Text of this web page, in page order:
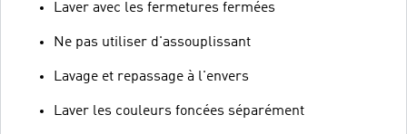
Laver avec les fermetures fermées
Ne pas utiliser d'assouplissant
Lavage et repassage à l'envers
Laver les couleurs foncées séparément